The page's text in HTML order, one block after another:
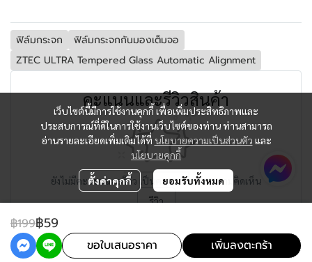
ฟิล์มกระจก
ฟิล์มกระจกกันมองเต็มจอ
ZTEC ULTRA Tempered Glass Automatic Alignment
คะแนนและรีวิวสินค้า
ยังไม่มีคะแนนและรีวิว เป็นคนแรกที่แสดงความคิดเห็น
รีวิว
฿199฿59
ขอใบเสนอราคา เพิ่มลงตะกร้า
เว็บไซต์นี้มีการใช้งานคุกกี้ เพื่อเพิ่มประสิทธิภาพและ
ประสบการณ์ที่ดีในการใช้งานเว็บไซต์ของท่าน ท่านสามารถ
อ่านรายละเอียดเพิ่มเติมได้ที่ นโยบายความเป็นส่วนตัว และ
นโยบายคุกกี้
ตั้งค่าคุกกี้ ยอมรับทั้งหมด